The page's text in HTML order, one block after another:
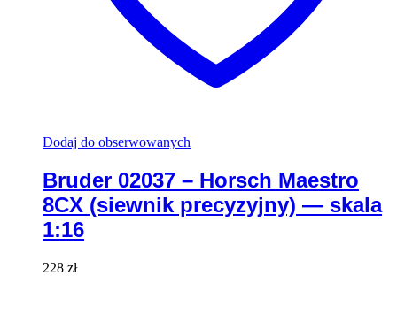
Dodaj do obserwowanych
Bruder 02037 – Horsch Maestro
8CX (siewnik precyzyjny) — skala
1:16
228 zł